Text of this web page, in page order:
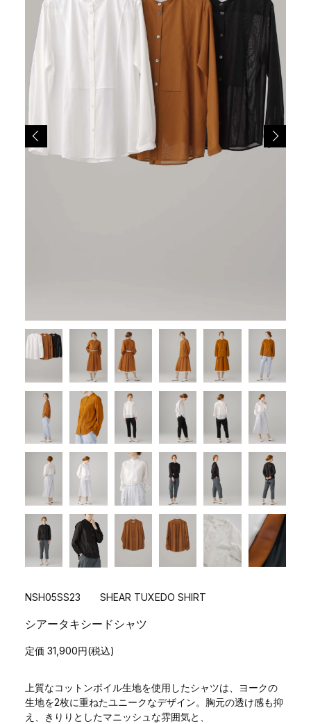
NSH05SS23 SHEAR TUXEDO SHIRT
シアータキシードシャツ
定価 31,900円(税込)
上質なコットンボイル生地を使用したシャツは、ヨークの
生地を2枚に重ねたユニークなデザイン。胸元の透け感も抑
え、きりりとしたマニッシュな雰囲気と、